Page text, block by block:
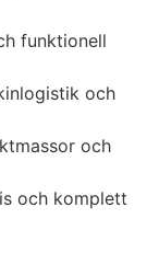
funktionell
och
och
och komplett